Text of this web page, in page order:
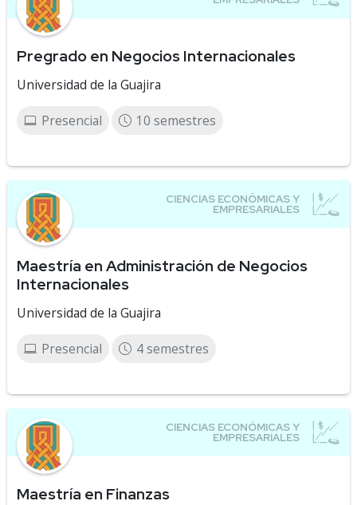
Pregrado en Negocios Internacionales
Universidad de la Guajira
Presencial 10 semestres
Maestría en Administración de Negocios
Internacionales
Universidad de la Guajira
Presencial 4 semestres
Maestría en Finanzas